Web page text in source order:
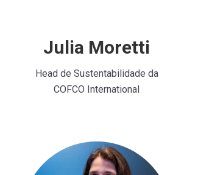
Julia Moretti
Head de Sustentabilidade da
COFCO International